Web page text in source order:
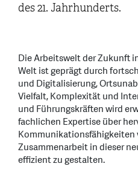
des 21. Jahrhunderts.
Die Arbeitswelt der Zukunft
Welt ist geprägt durch
und Digitalisierung,
Vielfalt, Komplexität und
und Führungskräften wird
fachlichen Expertise über
Kommunikationsfähigkeiten
Zusammenarbeit in dieser
effizient zu gestalten.